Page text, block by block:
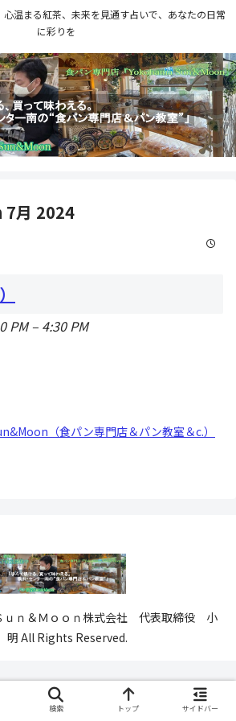
温まる紅茶、未来を見通す占いで、あなたの日常
に彩りを
月 2024
PM– 4:30 PM
（食パン専門店＆パン教室＆c.）
ｎ＆Ｍｏｏｎ株式会社 代表取締役 小
All Rights Reserved.
検索 トップ サイドバー